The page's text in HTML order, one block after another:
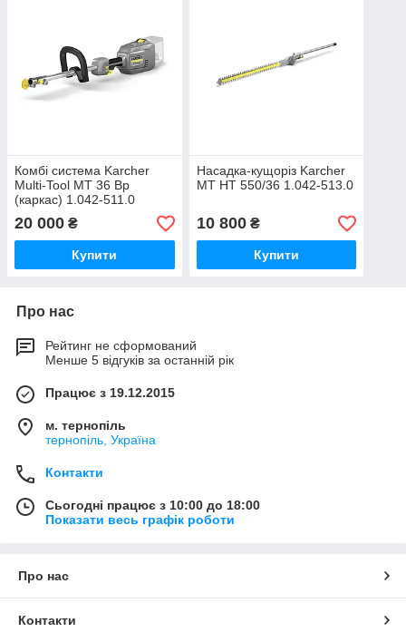
Комбі система Karcher
Multi-Tool MT 36 Bp
(каркас) 1.042-511.0
20 000 ₴
Купити
Насадка-кущоріз Karcher
MT HT 550/36 1.042-513.0
10 800₴
Купити
Про нас
Рейтинг не сформований
Менше 5 відгуків за останній рік
Працює з 19.12.2015
м. тернопіль
тернопіль, Україна
Контакти
Сьогодні працює з 10:00 до 18:00
Показати весь графік роботи
Про нас
Контакти